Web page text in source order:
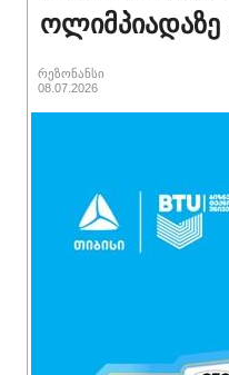
ოლიმპიადაზე
რეზონანსი
08.07.2026